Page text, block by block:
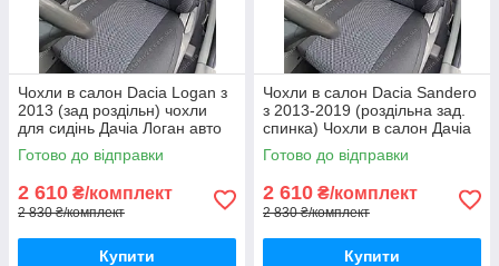
Чохли в салон Dacia Logan з
2013 (зад роздільн) чохли
для сидінь Дачіа Логан авто
чохли Dacia Logan
Готово до відправки
2 610 ₴/комплект
2 830 ₴/комплект
Купити
Чохли в салон Dacia Sandero
з 2013-2019 (роздільна зад.
спинка) Чохли в салон Дачіа
Сандеро після 2013 / авто
чохли Dacia Sandero
Готово до відправки
2 610 ₴/комплект
2 830 ₴/комплект
Купити